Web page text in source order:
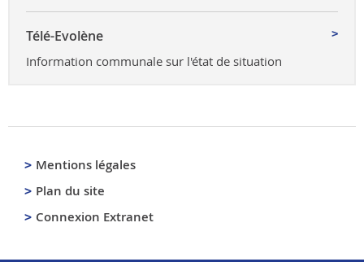
Télé-Evolène
Information communale sur l'état de situation
Mentions légales
Plan du site
Connexion Extranet